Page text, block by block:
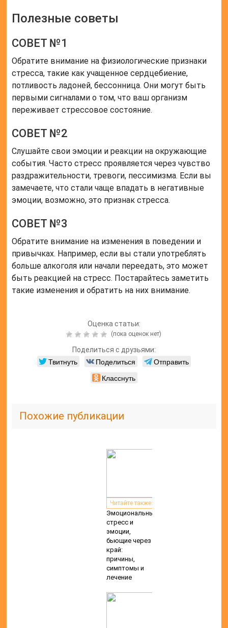
Полезные советы
СОВЕТ №1
Обратите внимание на физиологические признаки
стресса, такие как учащенное сердцебиение,
потливость ладоней, бессонница. Они могут быть
первыми сигналами о том, что ваш организм
переживает стрессовое состояние.
СОВЕТ №2
Слушайте свои эмоции и реакции на окружающие
события. Часто стресс проявляется через чувство
раздражительности, тревоги, пессимизма. Если вы
замечаете, что стали чаще впадать в негативные
эмоции, возможно, это признак стресса.
СОВЕТ №3
Обратите внимание на изменения в поведении и
привычках. Например, если вы стали употреблять
больше алкоголя или начали переедать, это может
быть реакцией на стресс. Постарайтесь заметить
такие изменения и обратить на них внимание.
Оценка статьи:
(пока оценок нет)
Поделиться с друзьями:
Твитнуть Поделиться
Отправить
Класснуть
Похожие публикации
Читайте также:
Эмоциональный
стресс и
эмоции,
бьющие через
край:
причины,
симптомы и
лечение